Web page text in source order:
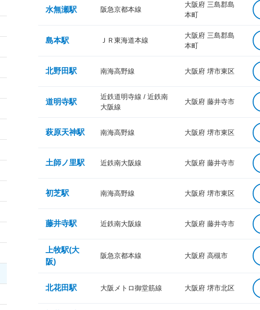
水無瀬駅 阪急京都本線
大阪府 三島郡島
本町
島本駅 ＪＲ東海道本線
大阪府 三島郡島
本町
北野田駅 南海高野線 大阪府 堺市東区
道明寺駅
近鉄道明寺線 / 近鉄南
大阪線
大阪府 藤井寺市
萩原天神駅 南海高野線 大阪府 堺市東区
土師ノ里駅 近鉄南大阪線 大阪府 藤井寺市
初芝駅 南海高野線 大阪府 堺市東区
藤井寺駅 近鉄南大阪線 大阪府 藤井寺市
上牧駅(大
阪)
阪急京都本線 大阪府 高槻市
北花田駅 大阪メトロ御堂筋線 大阪府 堺市北区